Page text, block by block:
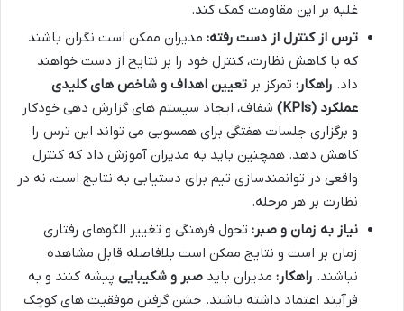
غلبه بر این مقاومت کمک کند.
ترس از کنترل از دست رفته: مدیران ممکن است نگران باشند
که با کاهش نظارت، کنترل خود را بر نتایج از دست خواهند
داد. راهکار: تمرکز بر تعیین اهداف و شاخص های کلیدی
عملکرد (KPIs)
شفاف، ایجاد سیستم های گزارش دهی خودکار
و برگزاری جلسات هفتگی برای همسویی می تواند این ترس را
کاهش دهد. همچنین باید به مدیران آموزش داد که کنترل
واقعی در توانمندسازی تیم برای دستیابی به نتایج است، نه در
نظارت بر هر مرحله.
نیاز به زمان و صبر: تحول فرهنگی و تغییر الگوهای رفتاری
زمان بر است و نتایج ممکن است بلافاصله قابل مشاهده
نباشند. راهکار: مدیران باید صبر و شکیبایی پیشه کنند و به
فرآیند اعتماد داشته باشند. جشن گرفتن موفقیت های کوچک